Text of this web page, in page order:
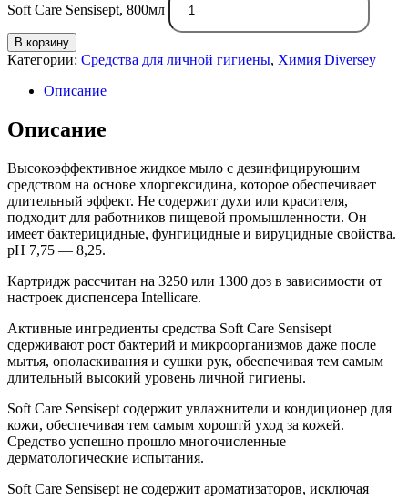
Soft Care Sensisept, 800мл
В корзину
Категории: Средства для личной гигиены, Химия Diversey
Описание
Описание
Высокоэффективное жидкое мыло с дезинфицирующим
средством на основе хлоргексидина, которое обеспечивает
длительный эффект. Не содержит духи или красителя,
подходит для работников пищевой промышленности. Он
имеет бактерицидные, фунгицидные и вируцидные свойства.
рН 7,75 — 8,25.
Картридж рассчитан на 3250 или 1300 доз в зависимости от
настроек диспенсера Intellicare.
Активные ингредиенты средства Soft Care Sensisept
сдерживают рост бактерий и микроорганизмов даже после
мытья, ополаскивания и сушки рук, обеспечивая тем самым
длительный высокий уровень личной гигиены.
Soft Care Sensisept содержит увлажнители и кондиционер для
кожи, обеспечивая тем самым хороштй уход за кожей.
Средство успешно прошло многочисленные
дерматологические испытания.
Soft Care Sensisept не содержит ароматизаторов, исключая